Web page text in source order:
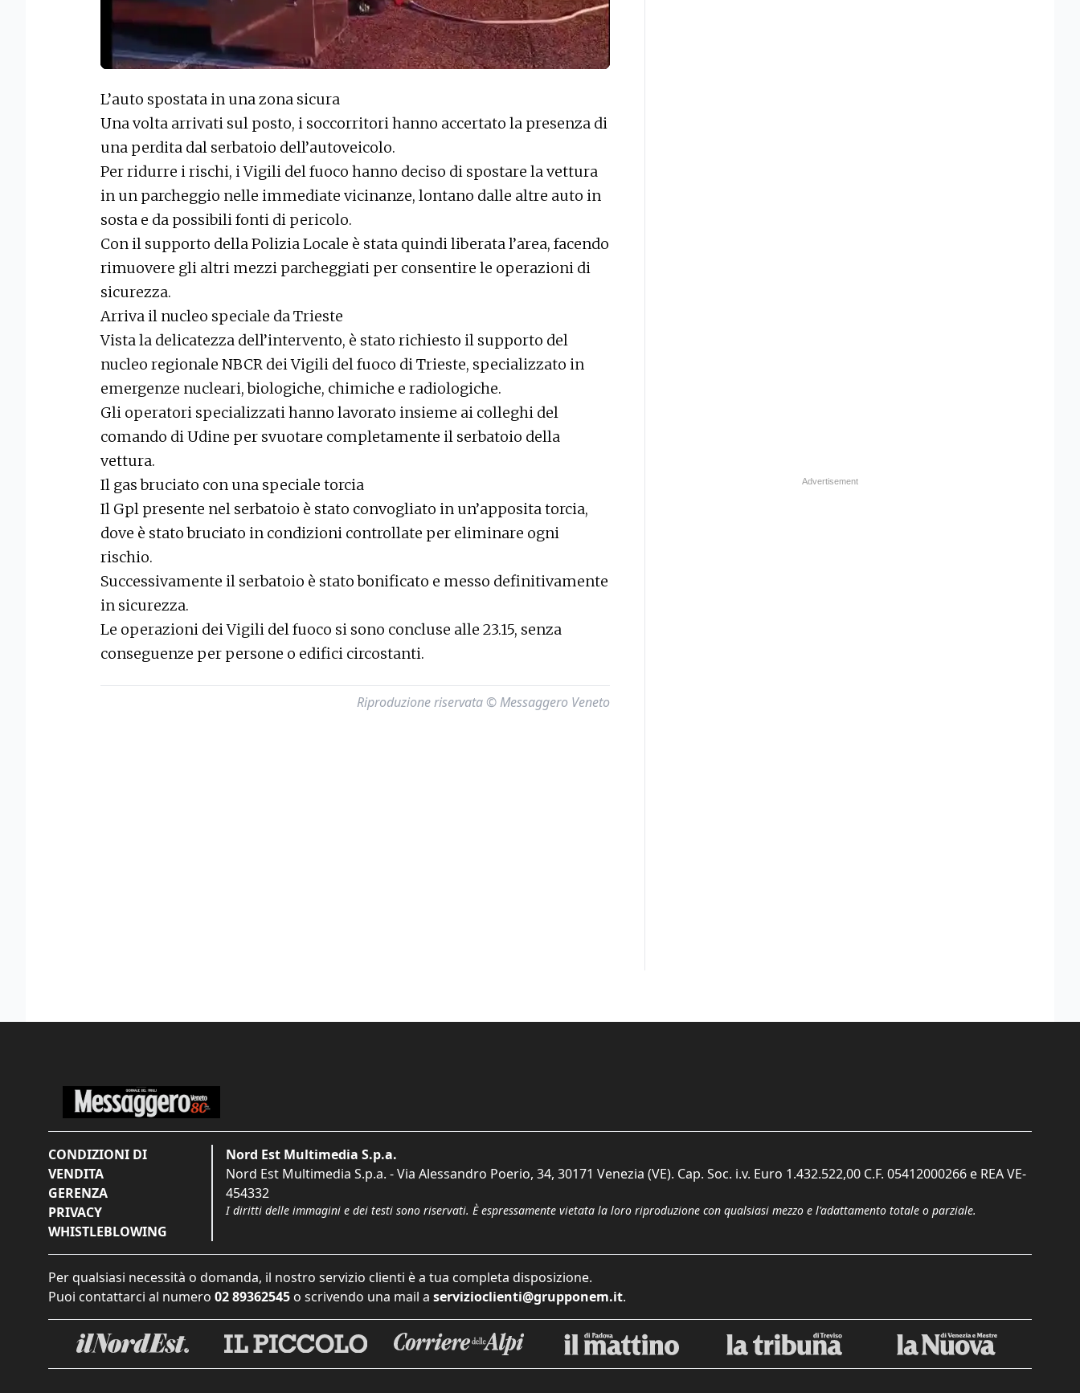
L’auto spostata in una zona sicura
Una volta arrivati sul posto, i soccorritori hanno accertato la presenza di
una perdita dal serbatoio dell’autoveicolo.
Per ridurre i rischi, i Vigili del fuoco hanno deciso di spostare la vettura
in un parcheggio nelle immediate vicinanze, lontano dalle altre auto in
sosta e da possibili fonti di pericolo.
Con il supporto della Polizia Locale è stata quindi liberata l’area, facendo
rimuovere gli altri mezzi parcheggiati per consentire le operazioni di
sicurezza.
Arriva il nucleo speciale da Trieste
Vista la delicatezza dell’intervento, è stato richiesto il supporto del
nucleo regionale NBCR dei Vigili del fuoco di Trieste, specializzato in
emergenze nucleari, biologiche, chimiche e radiologiche.
Gli operatori specializzati hanno lavorato insieme ai colleghi del
comando di Udine per svuotare completamente il serbatoio della
vettura.
Il gas bruciato con una speciale torcia
Il Gpl presente nel serbatoio è stato convogliato in un’apposita torcia,
dove è stato bruciato in condizioni controllate per eliminare ogni
rischio.
Successivamente il serbatoio è stato bonificato e messo definitivamente
in sicurezza.
Le operazioni dei Vigili del fuoco si sono concluse alle 23.15, senza
conseguenze per persone o edifici circostanti.
Riproduzione riservata © Messaggero Veneto
CONDIZIONI DI
VENDITA
GERENZA
PRIVACY
WHISTLEBLOWING
Nord Est Multimedia S.p.a.
Nord Est Multimedia S.p.a. - Via Alessandro Poerio, 34, 30171 Venezia (VE). Cap. Soc. i.v. Euro 1.432.522,00 C.F. 05412000266 e REA VE-
454332
I diritti delle immagini e dei testi sono riservati. È espressamente vietata la loro riproduzione con qualsiasi mezzo e l'adattamento totale o parziale.
Per qualsiasi necessità o domanda, il nostro servizio clienti è a tua completa disposizione.
Puoi contattarci al numero 02 89362545 o scrivendo una mail a servizioclienti@grupponem.it.